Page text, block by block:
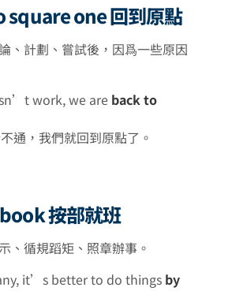
square one 回到原點
、計劃、嘗試後，因爲一些原因
work, we are back to
通，我們就回到原點了。
按部就班
、循規蹈矩、照章辦事。
it’s better to do things by